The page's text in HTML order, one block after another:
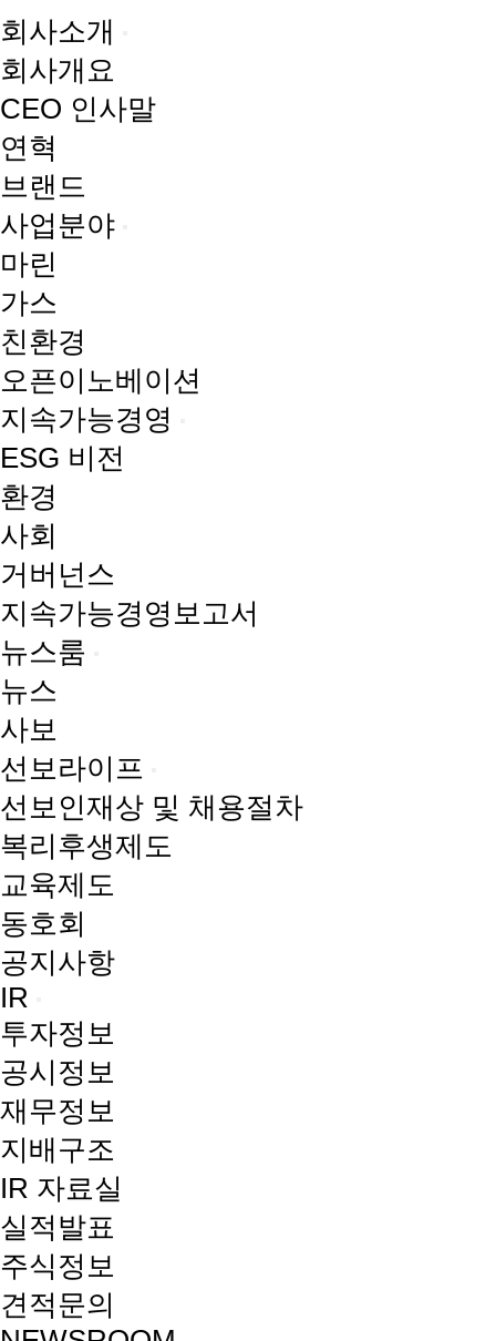
회사소개
회사개요
CEO 인사말
연혁
브랜드
사업분야
마린
가스
친환경
오픈이노베이션
지속가능경영
ESG 비전
환경
사회
거버넌스
지속가능경영보고서
뉴스룸
뉴스
사보
선보라이프
선보인재상 및 채용절차
복리후생제도
교육제도
동호회
공지사항
IR
투자정보
공시정보
재무정보
지배구조
IR 자료실
실적발표
주식정보
견적문의